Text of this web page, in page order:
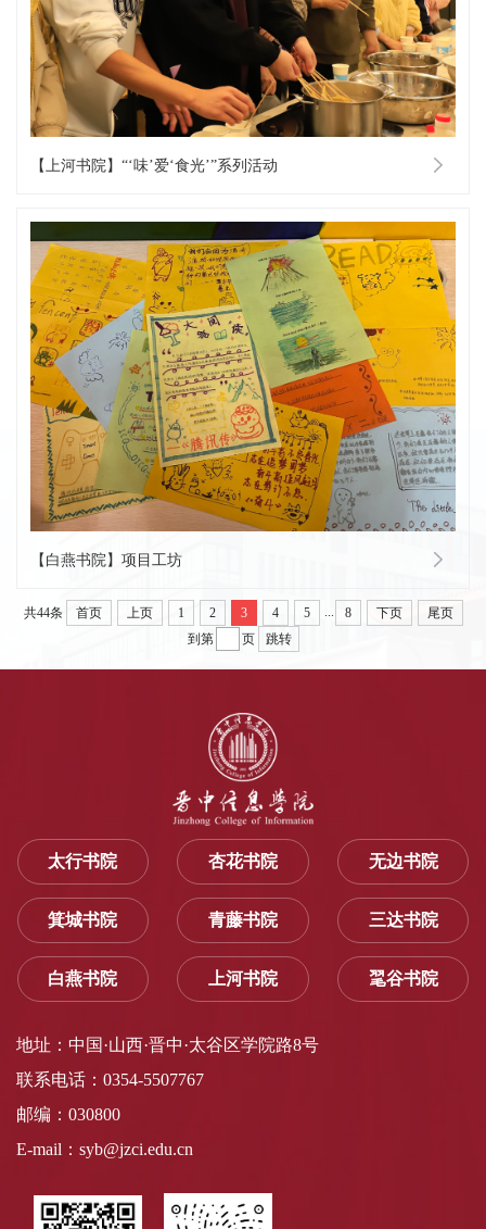
【上河书院】“‘味’爱‘食光’”系列活动
【白燕书院】项目工坊
共44条 首页 上页 1 2 3 4 5 ... 8 下页
尾页
到第
页 跳转
太行书院 杏花书院 无边书院
箕城书院 青藤书院 三达书院
白燕书院 上河书院 毣谷书院
地址：中国·山西·晋中·太谷区学院路8号
联系电话：0354-5507767
邮编：030800
E-mail：syb@jzci.edu.cn